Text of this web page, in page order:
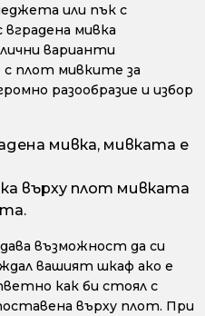
или пък с
мивка
варианти
с плот мивките за
разообразие и избор
мивка, мивката е
върху плот мивката
възможност да си
вашият шкаф ако е
как би стоял с
върху плот. При